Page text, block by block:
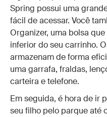
Spring possui uma
fácil de acessar. Você
Organizer, uma bolsa
inferior do seu carrinho.
armazenam de forma
uma garrafa, fraldas,
carteira e telefone.
Em seguida, é hora de ir
seu filho pelo parque até